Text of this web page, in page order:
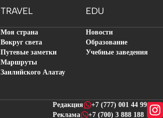
TRAVEL EDU
Моя страна
Вокруг света
Путевые заметки
Маршруты
Заилийского Алатау
Новости
Образование
Учебные заведения
Редакция
+7 (777) 001 44 99
Реклама
+7 (700) 3 888 188